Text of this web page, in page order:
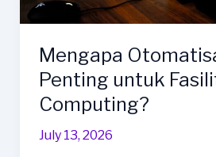
Mengapa
Penting untuk
Computing?
July 13, 2026